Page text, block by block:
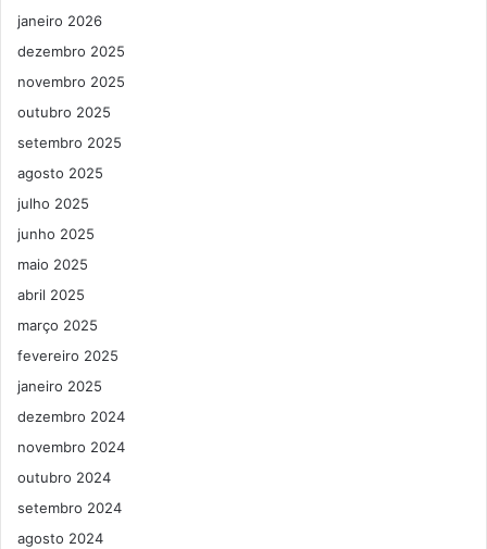
janeiro 2026
dezembro 2025
novembro 2025
outubro 2025
setembro 2025
agosto 2025
julho 2025
junho 2025
maio 2025
abril 2025
março 2025
fevereiro 2025
janeiro 2025
dezembro 2024
novembro 2024
outubro 2024
setembro 2024
agosto 2024